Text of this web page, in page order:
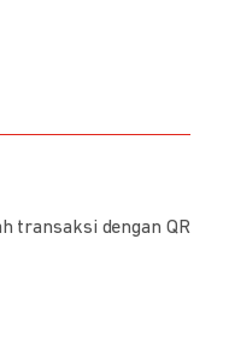
transaksi dengan QR